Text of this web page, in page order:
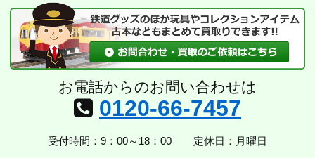
ブ
お電話からのお問い合わせは
0120-66-7457
受付時間：9：00～18：00 定休日：月曜日